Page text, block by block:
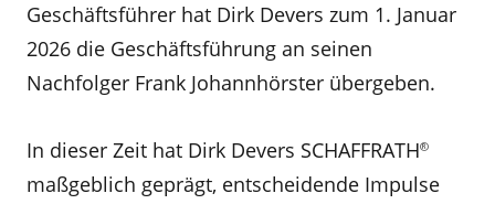
Geschäftsführer hat Dirk Devers zum 1. Januar
2026 die Geschäftsführung an seinen
Nachfolger Frank Johannhörster übergeben.
In dieser Zeit hat Dirk Devers SCHAFFRATH®
maßgeblich geprägt, entscheidende Impulse